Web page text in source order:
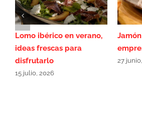
para
Ácaros del jamón, cómo
detectar el piojillo